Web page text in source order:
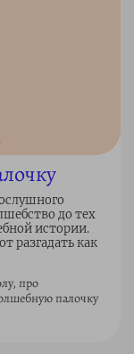
до тех
истории.
разгадать как
про
палочку